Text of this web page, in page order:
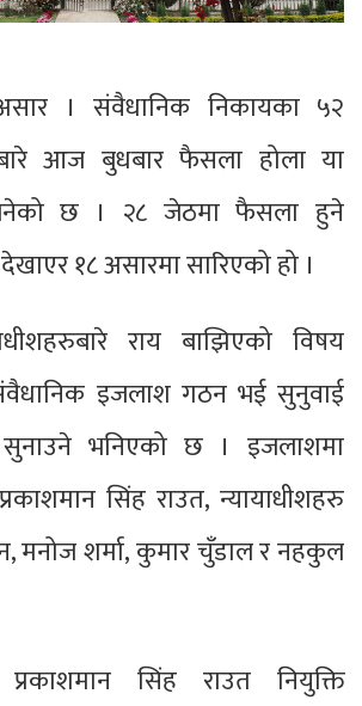
। संवैधानिक निकायका ५२
आज बुधबार फैसला होला या
छ । २८ जेठमा फैसला हुने
१८ असारमा सारिएको हो ।
राय बाझिएको विषय
इजलाश गठन भई सुनुवाई
भनिएको छ । इजलाशमा
सिंह राउत, न्यायाधीशहरु
मनोज शर्मा, कुमार चुँडाल र नहकुल
प्रकाशमान सिंह राउत नियुक्ति